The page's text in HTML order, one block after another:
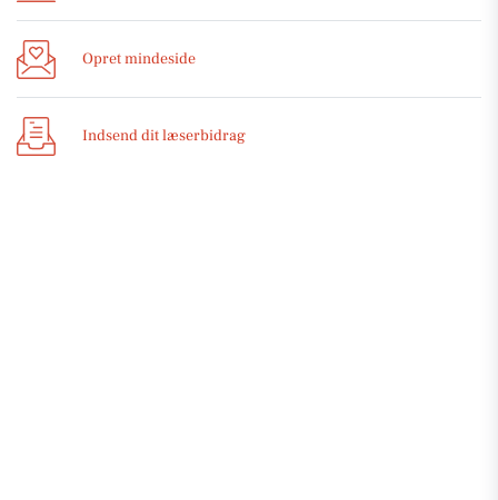
Opret mindeside
Indsend dit læserbidrag